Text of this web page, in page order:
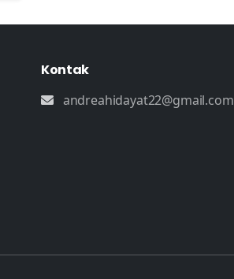
Kontak
andreahidayat22@gmail.com